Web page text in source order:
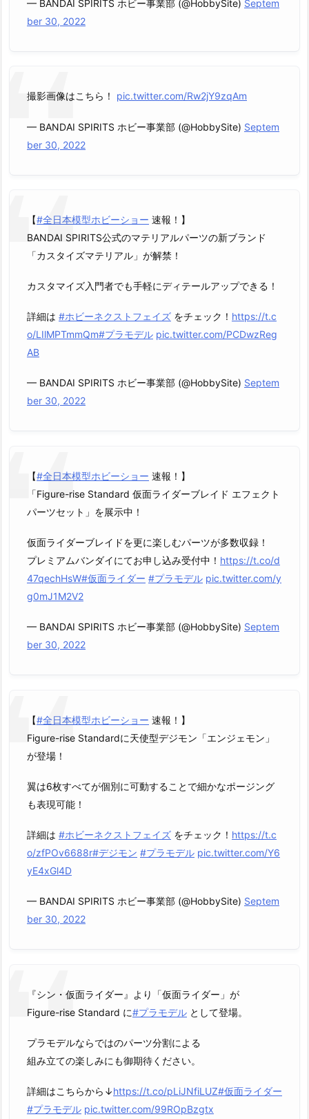
— BANDAI SPIRITS ホビー事業部 (@HobbySite) Septem
ber 30, 2022
撮影画像はこちら！ pic.twitter.com/Rw2jY9zqAm
— BANDAI SPIRITS ホビー事業部 (@HobbySite) Septem
ber 30, 2022
【#全日本模型ホビーショー 速報！】
BANDAI SPIRITS公式のマテリアルパーツの新ブランド
「カスタイズマテリアル」が解禁！
カスタマイズ入門者でも手軽にディテールアップできる！
詳細は #ホビーネクストフェイズ をチェック！ https://t.c
o/LIlMPTmmQm#プラモデル pic.twitter.com/PCDwzReg
AB
— BANDAI SPIRITS ホビー事業部 (@HobbySite) Septem
ber 30, 2022
【#全日本模型ホビーショー 速報！】
「Figure-rise Standard 仮面ライダーブレイド エフェクト
パーツセット」を展示中！
仮面ライダーブレイドを更に楽しむパーツが多数収録！
プレミアムバンダイにてお申し込み受付中！ https://t.co/d
47qechHsW#仮面ライダー #プラモデル pic.twitter.com/y
g0mJ1M2V2
— BANDAI SPIRITS ホビー事業部 (@HobbySite) Septem
ber 30, 2022
【#全日本模型ホビーショー 速報！】
Figure-rise Standardに天使型デジモン「エンジェモン」
が登場！
翼は6枚すべてが個別に可動することで細かなポージング
も表現可能！
詳細は #ホビーネクストフェイズ をチェック！ https://t.c
o/zfPOv6688r#デジモン #プラモデル pic.twitter.com/Y6
yE4xGl4D
— BANDAI SPIRITS ホビー事業部 (@HobbySite) Septem
ber 30, 2022
『シン・仮面ライダー』より「仮面ライダー」が
Figure-rise Standard に#プラモデル として登場。
プラモデルならではのパーツ分割による
組み立ての楽しみにも御期待ください。
詳細はこちらから↓https://t.co/pLiJNfiLUZ#仮面ライダー
#プラモデル pic.twitter.com/99ROpBzgtx